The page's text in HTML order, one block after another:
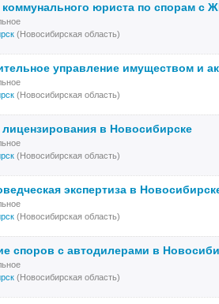
коммунального юриста по спорам с
(Новосибирская область)
управление имуществом и
(Новосибирская область)
лицензирования в Новосибирске
(Новосибирская область)
экспертиза в
(Новосибирская область)
споров с автодилерами в
(Новосибирская область)